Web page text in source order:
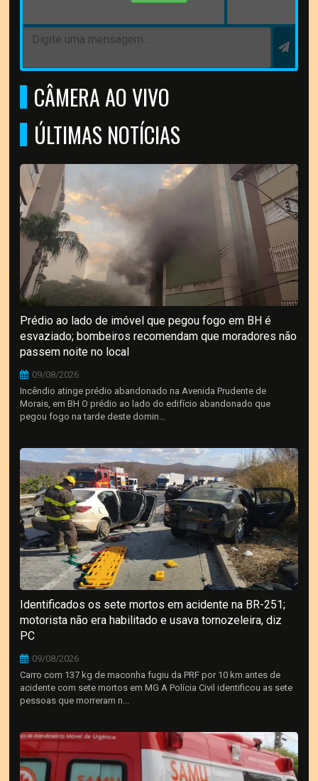
CÂMERA AO VIVO
ÚLTIMAS NOTÍCIAS
Prédio ao lado de imóvel que pegou fogo em BH é
esvaziado; bombeiros recomendam que moradores não
passem noite no local
09/08/2026
Incêndio atinge prédio abandonado na Avenida Prudente de
Morais, em BH O prédio ao lado do edifício abandonado que
pegou fogo na tarde deste domin...
Identificados os sete mortos em acidente na BR-251;
motorista não era habilitado e usava tornozeleira, diz
PC
09/08/2026
Carro com 137 kg de maconha fugiu da PRF por 10 km antes de
acidente com sete mortos em MG A Polícia Civil identificou as sete
pessoas que morreram n...